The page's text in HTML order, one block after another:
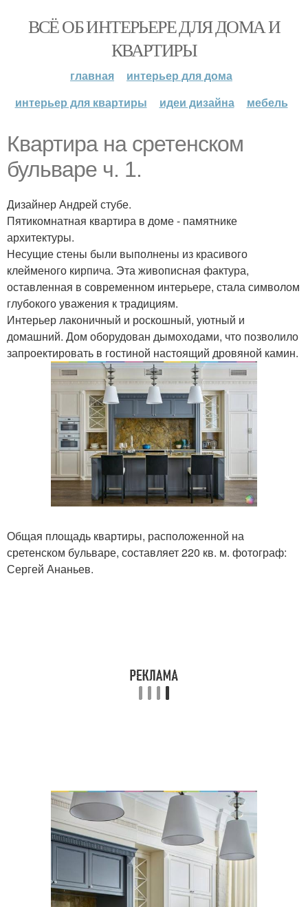
ВСЁ ОБ ИНТЕРЬЕРЕ ДЛЯ ДОМА И
КВАРТИРЫ
главная
интерьер для дома
интерьер для квартиры
идеи дизайна мебель
Квартира на сретенском
бульваре ч. 1.
Дизайнер Андрей стубе.
Пятикомнатная квартира в доме - памятнике
архитектуры.
Несущие стены были выполнены из красивого
клейменого кирпича. Эта живописная фактура,
оставленная в современном интерьере, стала символом
глубокого уважения к традициям.
Интерьер лаконичный и роскошный, уютный и
домашний. Дом оборудован дымоходами, что позволило
запроектировать в гостиной настоящий дровяной камин.
Общая площадь квартиры, расположенной на
сретенском бульваре, составляет 220 кв. м. фотограф:
Сергей Ананьев.